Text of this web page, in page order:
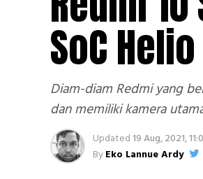
SoC
Diam-diam Redmi yang
dan memiliki kamera
Updated 19 Aug, 2021,
ByEko Lannue Ardy